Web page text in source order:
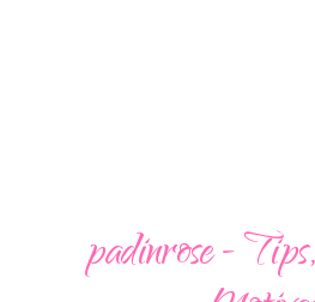
padinrose -